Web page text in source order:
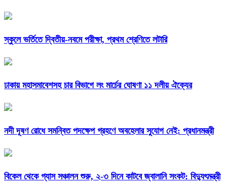
স্কুলে ভর্তিতে দ্বিতীয়-নবমে পরীক্ষা, প্রথম শ্রেণিতে লটারি
ঢাকায় মহাসমাবেশসহ চার বিভাগে লং মার্চের ঘোষণা ১১ দলীয় ঐক্যের
নদী দূষণ রোধে সমন্বিত পদক্ষেপ গ্রহণে অবহেলার সুযোগ নেই: প্রধানমন্ত্রী
বিকেল থেকে গ্যাস সঞ্চালন শুরু, ২-৩ দিনে কাটবে জ্বালানি সংকট: বিদ্যুৎমন্ত্রী